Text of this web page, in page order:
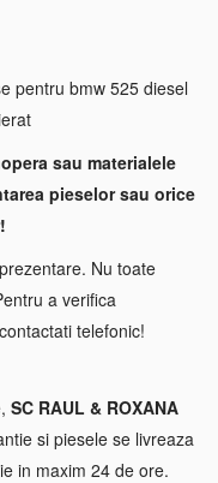
pentru bmw 525 diesel
sau materialele
pieselor sau orice
Nu toate
a verifica
telefonic!
SC RAUL & ROXANA
si piesele se livreaza
in maxim 24 de ore.